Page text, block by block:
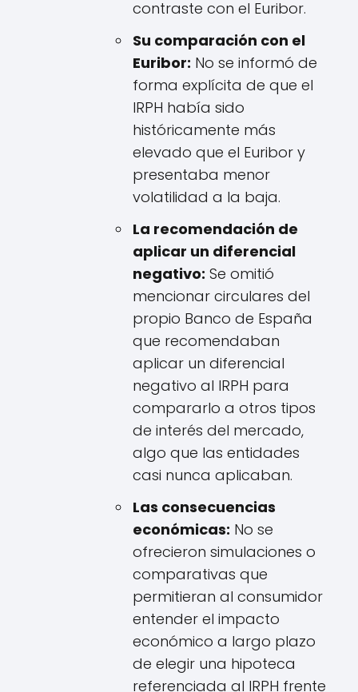
contraste con el Euribor.
Su comparación con el
Euribor: No se informó de
forma explícita de que el
IRPH había sido
históricamente más
elevado que el Euribor y
presentaba menor
volatilidad a la baja.
La recomendación de
aplicar un diferencial
negativo: Se omitió
mencionar circulares del
propio Banco de España
que recomendaban
aplicar un diferencial
negativo al IRPH para
compararlo a otros tipos
de interés del mercado,
algo que las entidades
casi nunca aplicaban.
Las consecuencias
económicas: No se
ofrecieron simulaciones o
comparativas que
permitieran al consumidor
entender el impacto
económico a largo plazo
de elegir una hipoteca
referenciada al IRPH frente